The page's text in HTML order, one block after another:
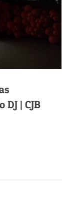
| CJB